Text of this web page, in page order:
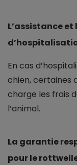
L’assistance et
En cas
chien, certaines
charge les frais
l’animal.
La garantie
pour le